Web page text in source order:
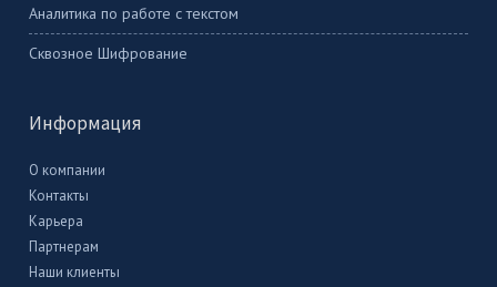
Аналитика по работе с текстом
Сквозное Шифрование
Информация
О компании
Контакты
Карьера
Партнерам
Наши клиенты